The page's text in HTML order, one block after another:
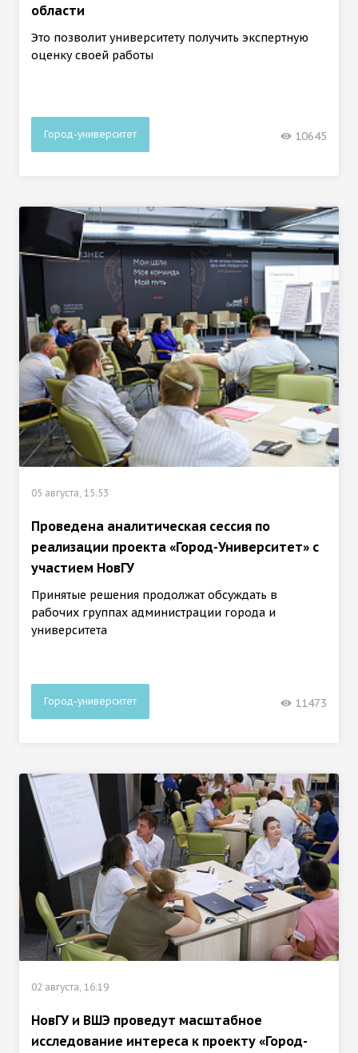
области
Это позволит университету получить экспертную
оценку своей работы
Город-университет 10645
05 августа, 15:53
Проведена аналитическая сессия по
реализации проекта «Город-Университет» с
участием НовГУ
Принятые решения продолжат обсуждать в
рабочих группах администрации города и
университета
Город-университет 11473
02 августа, 16:19
НовГУ и ВШЭ проведут масштабное
исследование интереса к проекту «Город-